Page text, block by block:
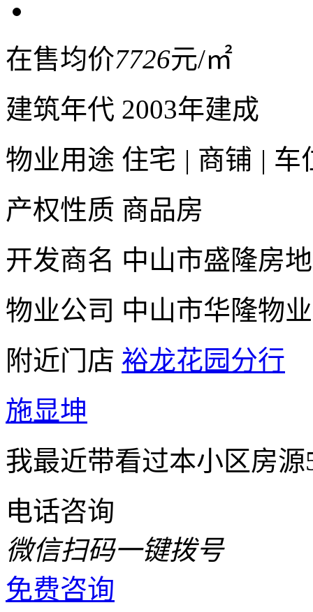
在售均价7726元/㎡
建筑年代 2003年建成
物业用途 住宅 | 商铺 | 车
产权性质 商品房
开发商名 中山市盛隆房
物业公司 中山市华隆物
附近门店 裕龙花园分行
施显坤
我最近带看过本小区房
电话咨询
微信扫码一键拨号
免费咨询